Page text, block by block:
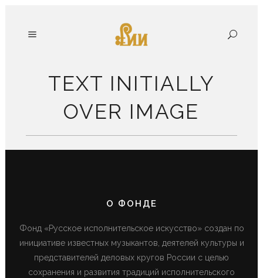
TEXT INITIALLY
OVER IMAGE
О ФОНДЕ
Фонд «Русское исполнительское искусство» создан по
инициативе известных музыкантов, деятелей культуры и
представителей деловых кругов России с целью
сохранения и развития традиций исполнительского